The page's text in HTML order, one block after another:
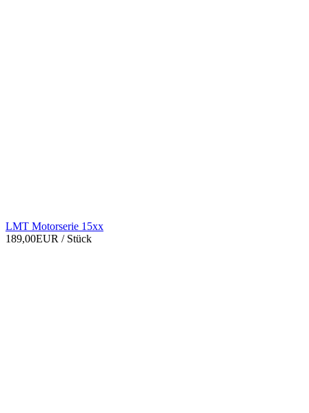
LMT Motorserie 15xx
189,00EUR / Stück